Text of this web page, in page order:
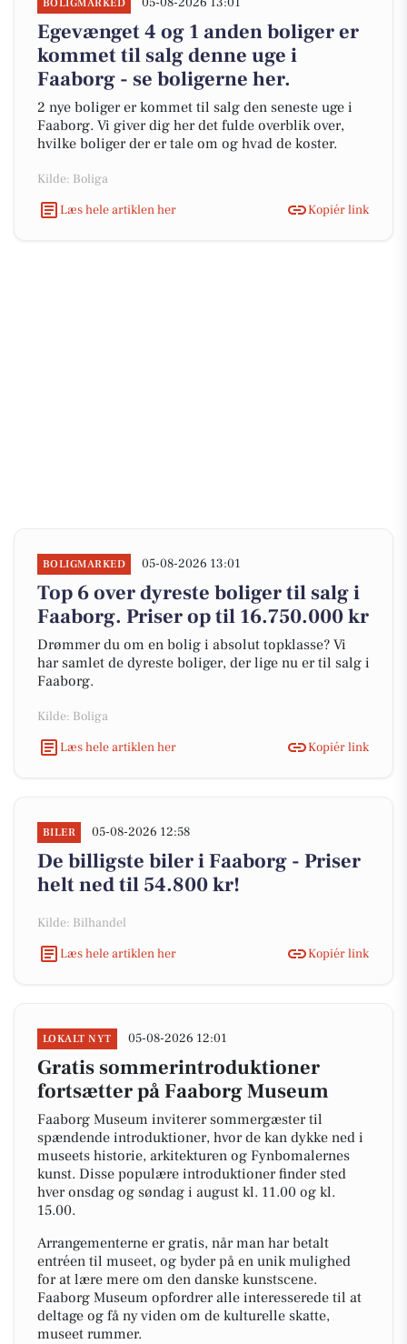
BOLIGMARKED
Egevænget 4 og 1 anden boliger er
kommet til salg denne uge i
Faaborg - se boligerne her.
2 nye boliger er kommet til salg den seneste uge i
Faaborg. Vi giver dig her det fulde overblik over,
hvilke boliger der er tale om og hvad de koster.
Kilde: Boliga
Læs hele artiklen her
Kopiér link
BOLIGMARKED 05-08-2026 13:01
Top 6 over dyreste boliger til salg i
Faaborg. Priser op til 16.750.000 kr
Drømmer du om en bolig i absolut topklasse? Vi
har samlet de dyreste boliger, der lige nu er til salg i
Faaborg.
Kilde: Boliga
Læs hele artiklen her
Kopiér link
BILER 05-08-2026 12:58
De billigste biler i Faaborg - Priser
helt ned til 54.800 kr!
Kilde: Bilhandel
Læs hele artiklen her
Kopiér link
LOKALT NYT 05-08-2026 12:01
Gratis sommerintroduktioner
fortsætter på Faaborg Museum
Faaborg Museum inviterer sommergæster til
spændende introduktioner, hvor de kan dykke ned i
museets historie, arkitekturen og Fynbomalernes
kunst. Disse populære introduktioner finder sted
hver onsdag og søndag i august kl. 11.00 og kl.
15.00.
Arrangementerne er gratis, når man har betalt
entréen til museet, og byder på en unik mulighed
for at lære mere om den danske kunstscene.
Faaborg Museum opfordrer alle interesserede til at
deltage og få ny viden om de kulturelle skatte,
museet rummer.